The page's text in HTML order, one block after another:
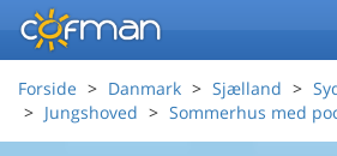
Forside Danmark Sjælland
Jungshoved
Sommerhus med